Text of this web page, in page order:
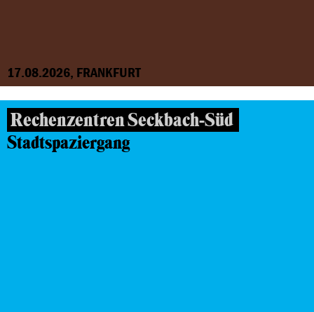
17.08.2026, FRANKFURT
Rechenzentren Seckbach-Süd
Stadtspaziergang